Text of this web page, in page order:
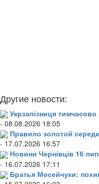
Другие новости:
Укрзалізниця
- 08.08.2026 18:05
Правило золотой
- 17.07.2026 16:57
Новини Чернівців 16
- 16.07.2026 17:11
Братья Мосейчуки: